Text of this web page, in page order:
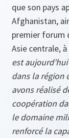
que son pays
Afghanistan,
premier forum
Asie centrale,
est aujourd'hui
dans la région
avons réalisé
coopération
le domaine
renforcé la